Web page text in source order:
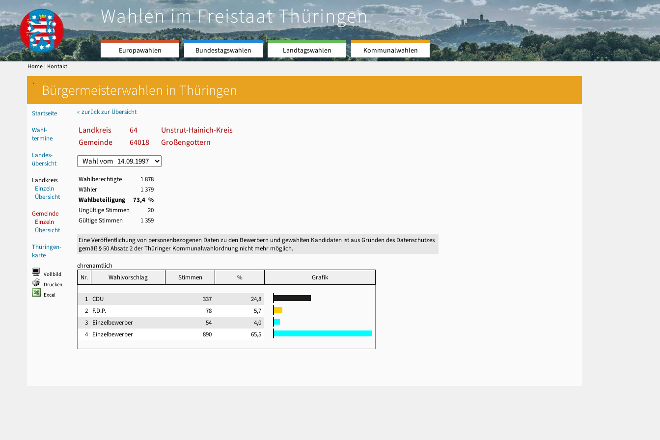
Wahlen im Freistaat Thüringen
Europawahlen Bundestagswahlen Landtagswahlen Kommunalwahlen
Home | Kontakt
` Bürgermeisterwahlen in Thüringen
Startseite
Wahl-
termine
Landes-
übersicht
Landkreis
Einzeln
Übersicht
Gemeinde
Einzeln
Übersicht
Thüringen-
karte
Vollbild
Drucken
Excel
« zurück zur Übersicht
Landkreis 64
Unstrut-Hainich-Kreis
Gemeinde
64018 Großengottern
Wahlberechtigte
1 878
Wähler
1 379
Wahlbeteiligung
73,4 %
Ungültige Stimmen
20
Gültige Stimmen
1 359
Eine Veröffentlichung von personenbezogenen Daten zu den Bewerbern und gewählten Kandidaten ist aus Gründen des Datenschutzes
gemäß § 50 Absatz 2 der Thüringer Kommunalwahlordnung nicht mehr möglich.
ehrenamtlich
Nr.
Wahlvorschlag Stimmen % Grafik
1 CDU 337
24,8
2 F.D.P. 78
5,7
3 Einzelbewerber 54
4,0
4 Einzelbewerber 890 65,5